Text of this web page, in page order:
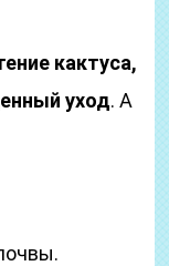
кактуса,
уход. А